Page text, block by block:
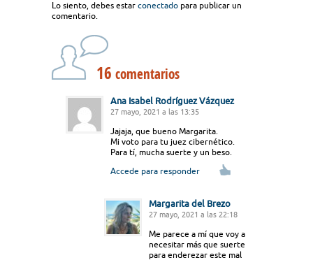
Lo siento, debes estar conectado para publicar un
comentario.
16 comentarios
Ana Isabel Rodríguez Vázquez
27 mayo, 2021 a las 13:35
Jajaja, que bueno Margarita.
Mi voto para tu juez cibernético.
Para tí, mucha suerte y un beso.
Accede para responder
Margarita del Brezo
27 mayo, 2021 a las 22:18
Me parece a mí que voy a
necesitar más que suerte
para enderezar este mal